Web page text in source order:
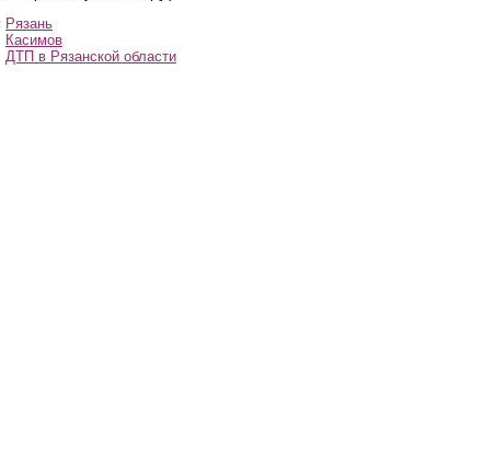
Рязань
Касимов
ДТП в Рязанской области